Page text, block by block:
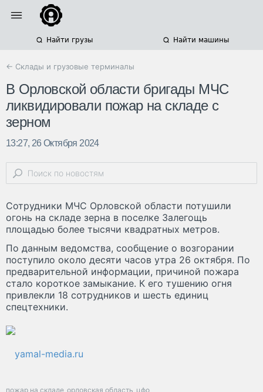
Найти грузы Найти машины
← Склады и грузовые терминалы
В Орловской области бригады МЧС
ликвидировали пожар на складе с
зерном
13:27, 26 Октября 2024
Сотрудники МЧС Орловской области потушили
огонь на складе зерна в поселке Залегощь
площадью более тысячи квадратных метров.
По данным ведомства, сообщение о возгорании
поступило около десяти часов утра 26 октября. По
предварительной информации, причиной пожара
стало короткое замыкание. К его тушению огня
привлекли 18 сотрудников и шесть единиц
спецтехники.
yamal-media.ru
пожар на складе орловская область цфо